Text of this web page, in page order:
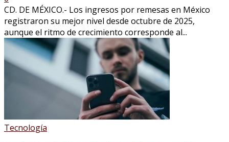
CD. DE MÉXICO.- Los ingresos por remesas en México
registraron su mejor nivel desde octubre de 2025,
aunque el ritmo de crecimiento corresponde al...
Tecnología